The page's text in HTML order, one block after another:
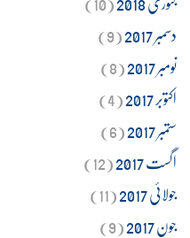
دسمبر 2017
(9)
نومبر 2017
(8)
اکتوبر 2017
(4)
ستمبر 2017
(6)
اگست 2017
(12)
جولائی 2017
(11)
جون 2017
(9)